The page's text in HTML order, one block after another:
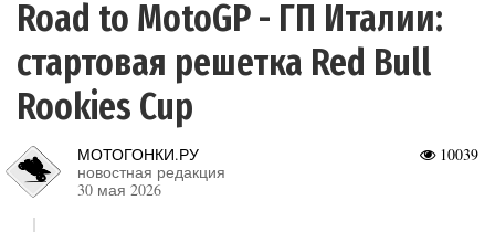
Road to MotoGP - ГП Италии:
стартовая решетка Red Bull
Rookies Cup
10039
МОТОГОНКИ.РУ
новостная редакция
30 мая 2026